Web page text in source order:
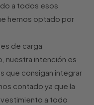
a todos esos
hemos optado por
de carga
nuestra intención es
que consigan integrar
contado ya que la
a todo